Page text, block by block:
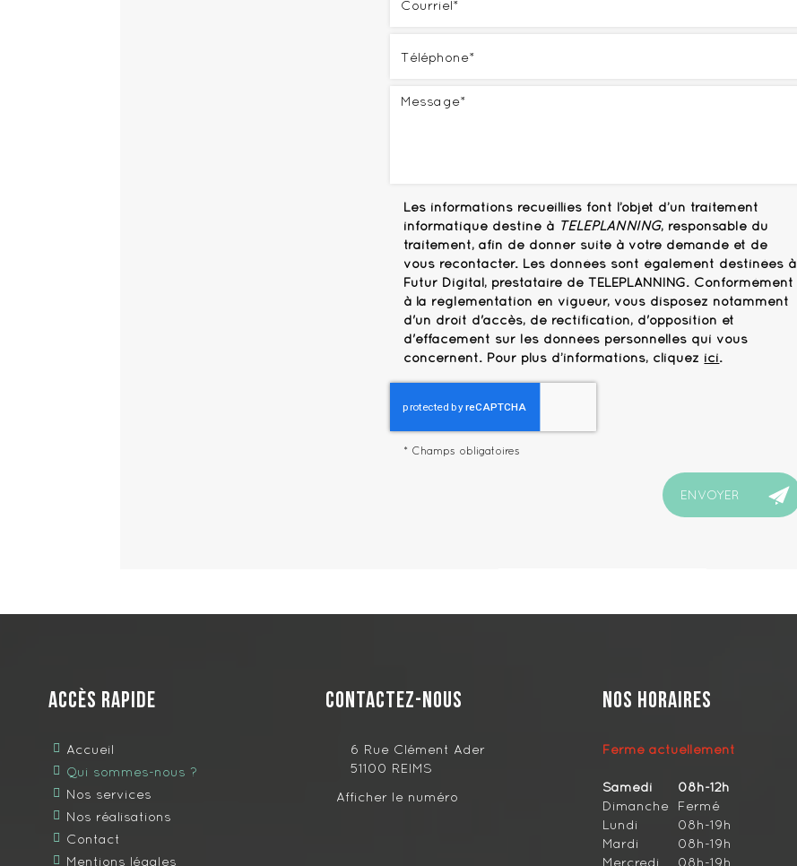
Les informations recueillies font l’objet d’un traitement
informatique destiné à TELEPLANNING, responsable du
traitement, afin de donner suite à votre demande et de
vous recontacter. Les données sont également destinées à
Futur Digital, prestataire de TELEPLANNING. Conformément
à la réglementation en vigueur, vous disposez notamment
d'un droit d'accès, de rectification, d'opposition et
d'effacement sur les données personnelles qui vous
concernent. Pour plus d’informations, cliquez ici.
* Champs obligatoires
Accès rapide
Accueil
Qui sommes-nous ?
Nos services
Nos réalisations
Contact
Mentions légales
Contactez-nous
6 Rue Clément Ader
51100 REIMS
Afficher le numéro
Nos horaires
Fermé actuellement
Samedi
08h-12h
Dimanche
Fermé
Lundi
08h-19h
Mardi
08h-19h
Mercredi
08h-19h